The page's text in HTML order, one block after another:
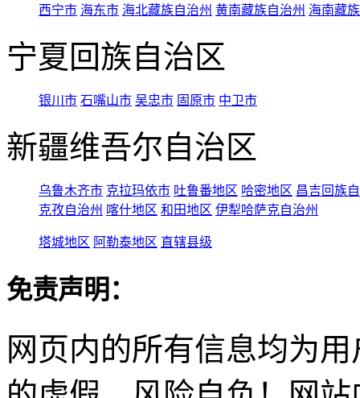
西宁市 海东市 海北藏族自治州 黄南藏族自治州 海南藏
宁夏回族自治区
银川市 石嘴山市 吴忠市 固原市 中卫市
新疆维吾尔自治区
乌鲁木齐市 克拉玛依市 吐鲁番地区 哈密地区 昌吉回族
克孜自治州 喀什地区 和田地区 伊犁哈萨克自治州
塔城地区 阿勒泰地区 直辖县级
免责声明：
网页内的所有信息均为